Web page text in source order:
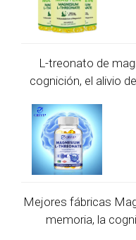
L-treonato de
cognición, el alivio
Mejores fábricas
memoria, la